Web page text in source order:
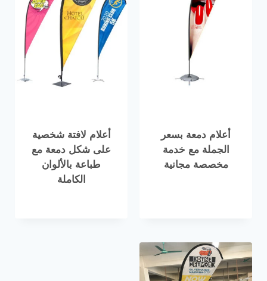
أعلام دمعة بسعر
الجملة مع خدمة
مخصصة مجانية
أعلام لافتة شخصية
على شكل دمعة مع
طباعة بالألوان
الكاملة